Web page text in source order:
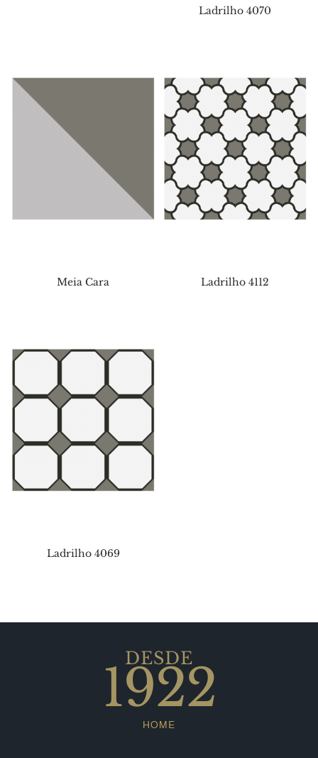
Ladrilho 4070
Meia Cara Ladrilho 4112
Ladrilho 4069
DESDE
1922
HOME